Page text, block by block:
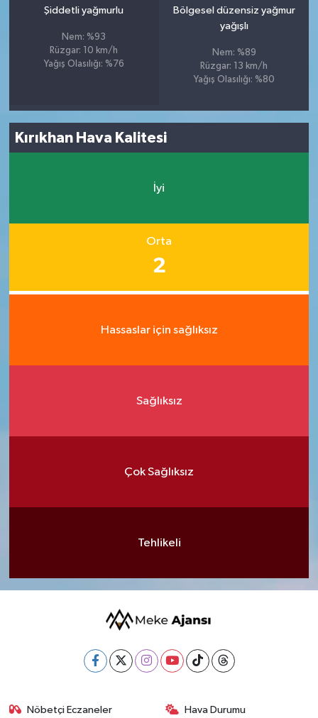
Şiddetli yağmurlu
Nem: %93
Rüzgar: 10 km/h
Yağış Olasılığı: %76
Bölgesel düzensiz yağmur
yağışlı
Nem: %89
Rüzgar: 13 km/h
Yağış Olasılığı: %80
Kırıkhan Hava Kalitesi
İyi
Orta
2
Hassaslar için sağlıksız
Sağlıksız
Çok Sağlıksız
Tehlikeli
Nöbetçi Eczaneler Hava Durumu